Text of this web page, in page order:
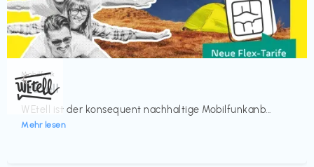
Mobilfunk
WEtell
WEtell ist der konsequent nachhaltige Mobilfunkanb...
Mehr lesen
€‎